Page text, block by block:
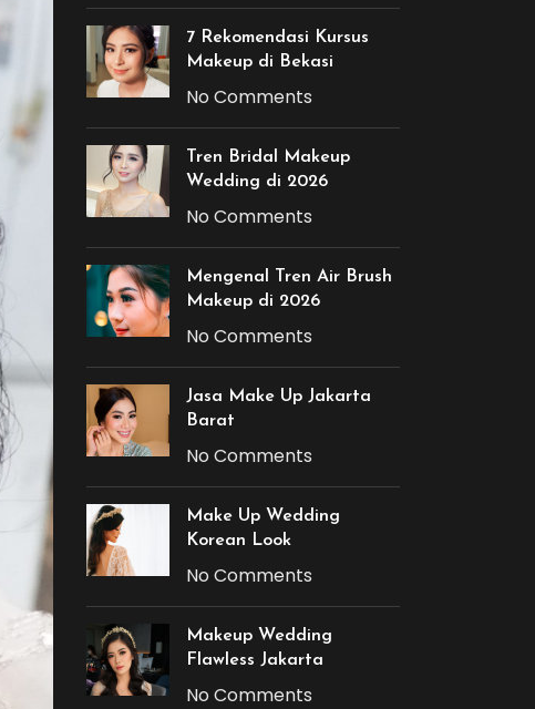
7 Rekomendasi Kursus
Makeup di Bekasi
No Comments
Tren Bridal Makeup
Wedding di 2026
No Comments
Mengenal Tren Air Brush
Makeup di 2026
No Comments
Jasa Make Up Jakarta
Barat
No Comments
Make Up Wedding
Korean Look
No Comments
Makeup Wedding
Flawless Jakarta
No Comments